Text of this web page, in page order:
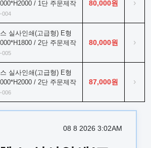
/ 1단 주문제작
004
80,000원 ›
실사인쇄(고급형) E형
/ 2단 주문제작
005
80,000원 ›
실사인쇄(고급형) E형
/ 2단 주문제작
006
87,000원 ›
08 8 2026 3:02AM